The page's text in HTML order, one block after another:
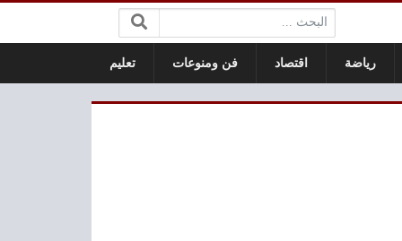
البحث:
رياضة اقتصاد فن ومنوعات تعليم